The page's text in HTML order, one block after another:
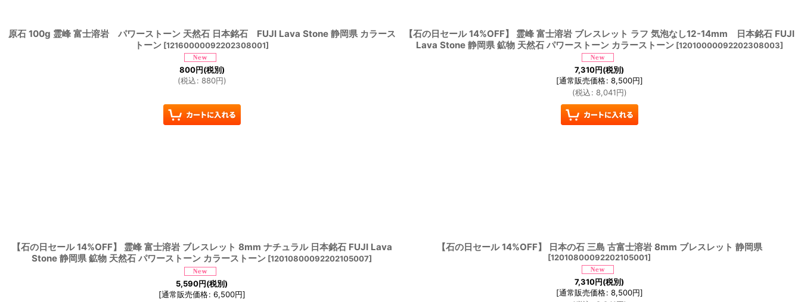
原石 100g 霊峰 富士溶岩 パワーストーン 天然石 日本銘石 FUJI Lava Stone 静岡県 カラース
トーン [12160000092202308001]
800円(税別)
(税込: 880円)
【石の日セール 14%OFF】 霊峰 富士溶岩 ブレスレット ラフ 気泡なし12-14mm 日本銘石 FUJI
Lava Stone 静岡県 鉱物 天然石 パワーストーン カラーストーン [12010000092202308003]
7,310円(税別)
[通常販売価格: 8,500円]
(税込: 8,041円)
【石の日セール 14%OFF】 霊峰 富士溶岩 ブレスレット 8mm ナチュラル 日本銘石 FUJI Lava
Stone 静岡県 鉱物 天然石 パワーストーン カラーストーン [12010800092202105007]
5,590円(税別)
[通常販売価格: 6,500円]
【石の日セール 14%OFF】 日本の石 三島 古富士溶岩 8mm ブレスレット 静岡県
[12010800092202105001]
7,310円(税別)
[通常販売価格: 8,500円]